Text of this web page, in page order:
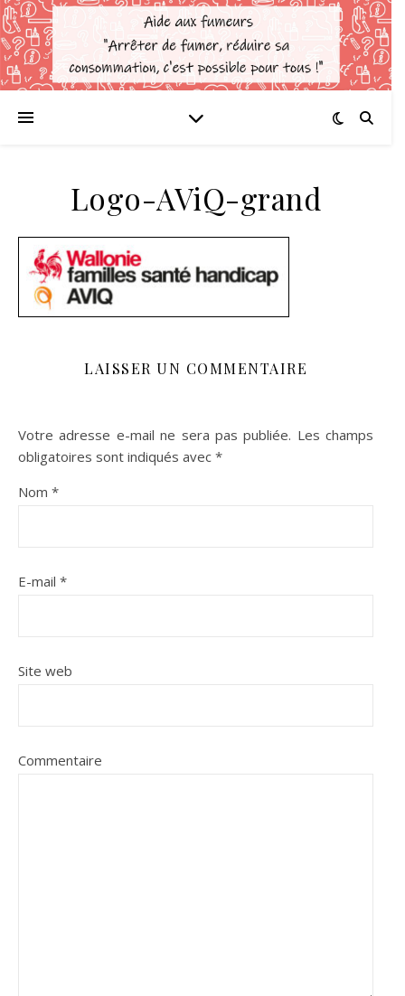
Logo-AViQ-grand
LAISSER UN COMMENTAIRE
Votre adresse e-mail ne sera pas publiée. Les champs
obligatoires sont indiqués avec *
Nom *
E-mail *
Site web
Commentaire